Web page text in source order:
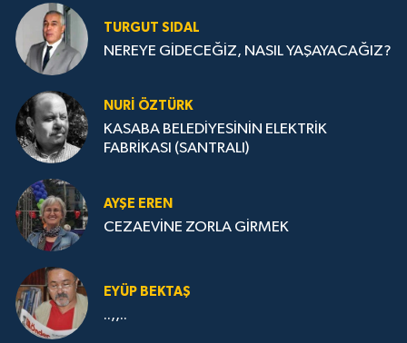
TURGUT SIDAL
NEREYE GİDECEĞİZ, NASIL YAŞAYACAĞIZ?
NURİ ÖZTÜRK
KASABA BELEDİYESİNİN ELEKTRİK
FABRİKASI (SANTRALI)
AYŞE EREN
CEZAEVİNE ZORLA GİRMEK
EYÜP BEKTAŞ
..,,..